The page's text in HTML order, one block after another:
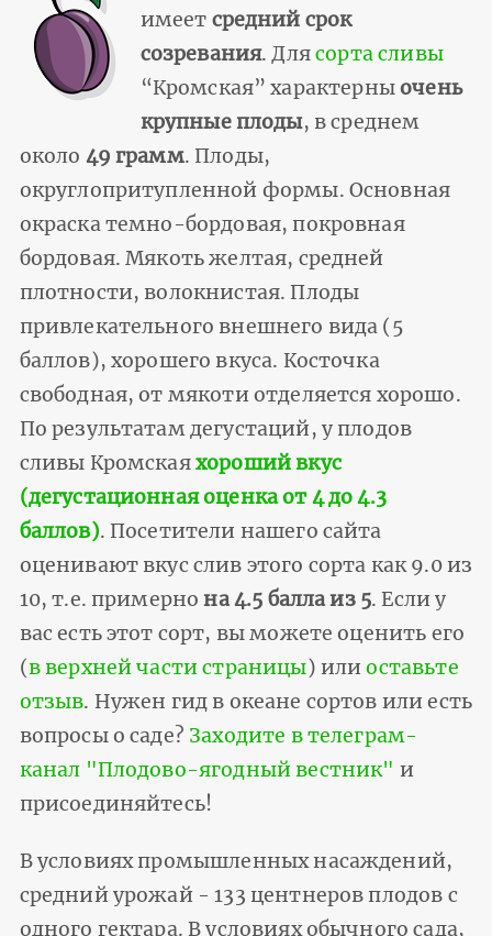
имеет средний срок
созревания. Длясорта сливы
“Кромская” характерныочень
крупные плоды, в среднем
около 49 грамм. Плоды,
округлопритупленной формы. Основная
окраска темно-бордовая, покровная
бордовая. Мякоть желтая, средней
плотности, волокнистая. Плоды
привлекательного внешнего вида (5
баллов), хорошего вкуса. Косточка
свободная, от мякоти отделяется хорошо.
По результатам дегустаций, у плодов
сливы Кромскаяхороший вкус
(дегустационная оценка от 4 до 4.3
баллов). Посетители нашего сайта
оценивают вкус слив этого сорта как 9.0 из
10, т.е. примерно на 4.5 балла из 5. Если у
вас есть этот сорт, вы можете оценить его
(в верхней части страницы) илиоставьте
отзыв. Нужен гид в океане сортов или есть
вопросы о саде? Заходите в телеграм-
канал "Плодово-ягодный вестник" и
присоединяйтесь!
В условиях промышленных насаждений,
средний урожай - 133 центнеров плодов с
одного гектара. В условиях обычного сада,